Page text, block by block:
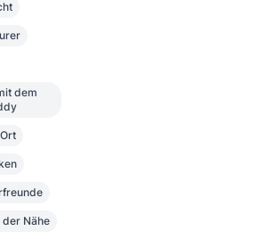
dem
der Nähe